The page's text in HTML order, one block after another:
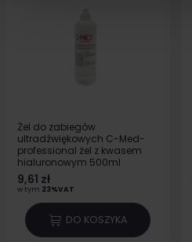
Żel do zabiegów
ultradźwiękowych C-Med-
professional żel z kwasem
hialuronowym 500ml
9,61 zł
w tym 23%VAT
DO KOSZYKA